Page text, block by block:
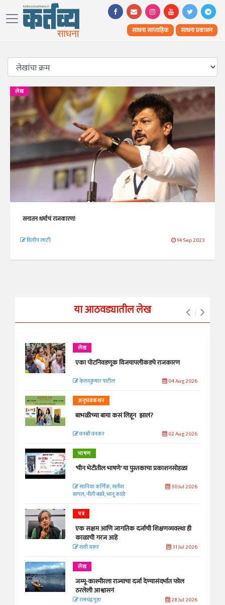
साधना साप्ताहिक साधना प्रकाशन
लेख
सनातन धर्माचं राजकारण!
दिलीप लाठी 14 Sep 2023
या आठवड्यातील लेख
लेख
एका पोटनिवडणूक विजयापलीकडचे राजकारण
केतनकुमार पाटील 04 Aug 2026
अनुभवकथन
बाभळीच्या बाया कसं लिहून झालं?
वनश्री वनकर 02 Aug 2026
भाषण
'चीन भेटीतील भाषणे' या पुस्तकाचा प्रकाशनसोहळा
सानिया कर्णिक, सतीश
बागल, नीती बडवे, भानू काळे
30 Jul 2026
पत्र
एक सक्षम आणि जागतिक दर्जाची शिक्षणव्यवस्था ही
काळाची गरज आहे
शशी थरूर 31 Jul 2026
लेख
जम्मू-काश्मीरला राज्याचा दर्जा देण्यासंदर्भात फोल
ठरलेली आश्वासनं
रामचंद्र गुहा 28 Jul 2026